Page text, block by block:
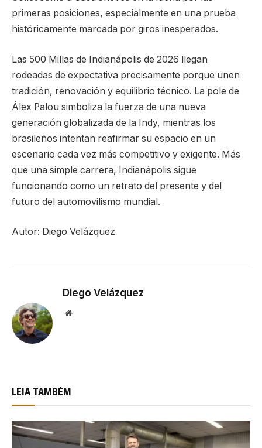
primeras posiciones, especialmente en una prueba
históricamente marcada por giros inesperados.
Las 500 Millas de Indianápolis de 2026 llegan
rodeadas de expectativa precisamente porque unen
tradición, renovación y equilibrio técnico. La pole de
Álex Palou simboliza la fuerza de una nueva
generación globalizada de la Indy, mientras los
brasileños intentan reafirmar su espacio en un
escenario cada vez más competitivo y exigente. Más
que una simple carrera, Indianápolis sigue
funcionando como un retrato del presente y del
futuro del automovilismo mundial.
Autor: Diego Velázquez
Diego Velázquez
Website
LEIA TAMBÉM